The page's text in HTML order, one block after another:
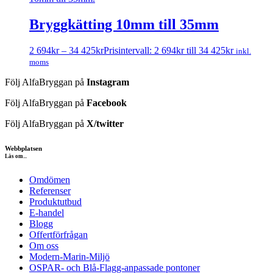
Bryggkätting 10mm till 35mm
2 694kr – 34 425krPrisintervall: 2 694kr till 34 425kr inkl.
moms
Följ AlfaBryggan på Instagram
Följ AlfaBryggan på Facebook
Följ AlfaBryggan på X/twitter
Webbplatsen
Läs om...
Omdömen
Referenser
Produktutbud
E-handel
Blogg
Offertförfrågan
Om oss
Modern-Marin-Miljö
OSPAR- och Blå-Flagg-anpassade pontoner